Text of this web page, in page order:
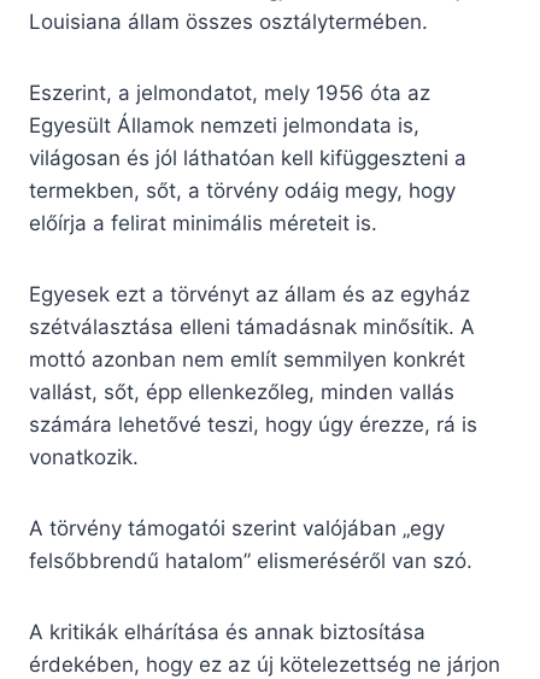
Louisiana állam összes osztálytermében.
Eszerint, a jelmondatot, mely 1956 óta az
Egyesült Államok nemzeti jelmondata is,
világosan és jól láthatóan kell kifüggeszteni a
termekben, sőt, a törvény odáig megy, hogy
előírja a felirat minimális méreteit is.
Egyesek ezt a törvényt az állam és az egyház
szétválasztása elleni támadásnak minősítik. A
mottó azonban nem említ semmilyen konkrét
vallást, sőt, épp ellenkezőleg, minden vallás
számára lehetővé teszi, hogy úgy érezze, rá is
vonatkozik.
A törvény támogatói szerint valójában „egy
felsőbbrendű hatalom” elismeréséről van szó.
A kritikák elhárítása és annak biztosítása
érdekében, hogy ez az új kötelezettség ne járjon